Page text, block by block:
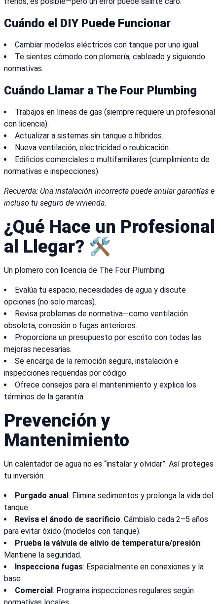
Cuándo el DIY Puede Funcionar
Cambiar modelos eléctricos con tanque por uno igual.
Te sientes cómodo con plomería, cableado y siguiendo
normativas.
Cuándo Llamar a The Four Plumbing
Trabajos en líneas de gas (siempre requiere un profesional
con licencia).
Actualizar a sistemas sin tanque o híbridos.
Nueva ventilación, electricidad o reubicación.
Edificios comerciales o multifamiliares (cumplimiento de
normativas e inspecciones).
Recuerda: Una instalación incorrecta puede anular garantías e
incluso tu seguro de vivienda.
¿Qué Hace un Profesional
al Llegar? 🛠️
Un plomero con licencia de The Four Plumbing:
Evalúa tu espacio, necesidades de agua y discute
opciones (no solo marcas).
Revisa problemas de normativa—como ventilación
obsoleta, corrosión o fugas anteriores.
Proporciona un presupuesto por escrito con todas las
mejoras necesarias.
Se encarga de la remoción segura, instalación e
inspecciones requeridas por código.
Ofrece consejos para el mantenimiento y explica los
términos de la garantía.
Prevención y
Mantenimiento
Un calentador de agua no es “instalar y olvidar”. Así proteges
tu inversión:
Purgado anual : Elimina sedimentos y prolonga la vida del
tanque.
Revisa el ánodo de sacrificio: Cámbialo cada 2–5 años
para evitar óxido (modelos con tanque).
Prueba la válvula de alivio de temperatura/presión:
Mantiene la seguridad.
Inspecciona fugas: Especialmente en conexiones y la
base.
Comercial : Programa inspecciones regulares según